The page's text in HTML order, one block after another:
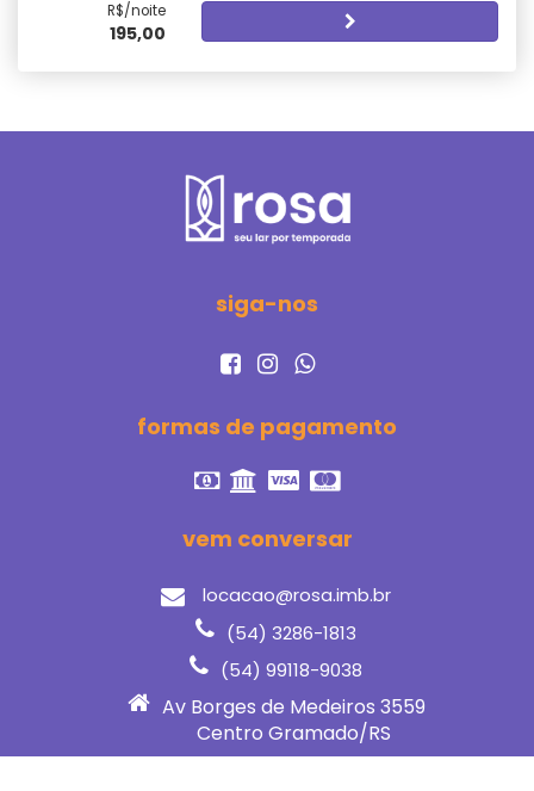
R$/noite
195,00
siga-nos
formas de pagamento
vem conversar
locacao@rosa.imb.br
(54) 3286-1813
(54) 99118-9038
Av Borges de Medeiros 3559
Centro Gramado/RS